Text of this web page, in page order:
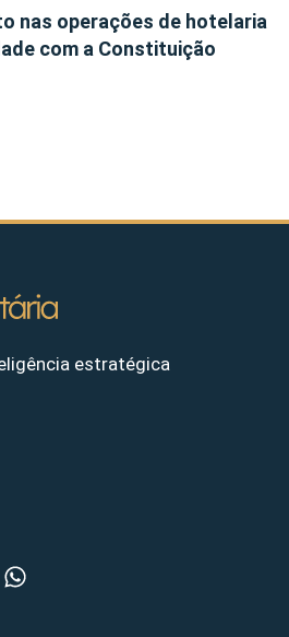
nas operações de hotelaria
com a Constituição
estratégica